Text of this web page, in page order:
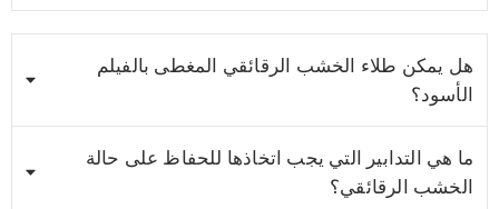
هل يمكن طلاء الخشب الرقائقي المغطى بالفيلم
الأسود؟
ما هي التدابير التي يجب اتخاذها للحفاظ على حالة
الخشب الرقائقي؟